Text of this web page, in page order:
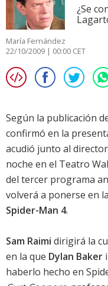
¿Se
María Fernández
22/10/2009 | 00:00 CET
Según la publicación
confirmó en la
acudió junto al director
noche en el Teatro
del tercer programa
volverá a ponerse en
Spider-Man 4.
Sam Raimi dirigirá la
en la que Dylan Baker
haberlo hecho en